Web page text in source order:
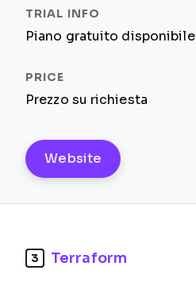
Piano gratuito disponibile
Prezzo su richiesta
Website
3 Terraform